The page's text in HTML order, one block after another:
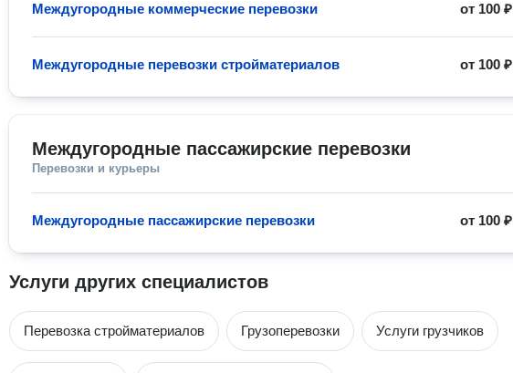
от 100 ₽
Междугородные коммерческие перевозки
от 100 ₽
Междугородные перевозки стройматериалов
Междугородные пассажирские перевозки
Перевозки и курьеры
от 100 ₽
Междугородные пассажирские перевозки
Услуги других специалистов
Перевозка стройматериалов Грузоперевозки Услуги грузчиков